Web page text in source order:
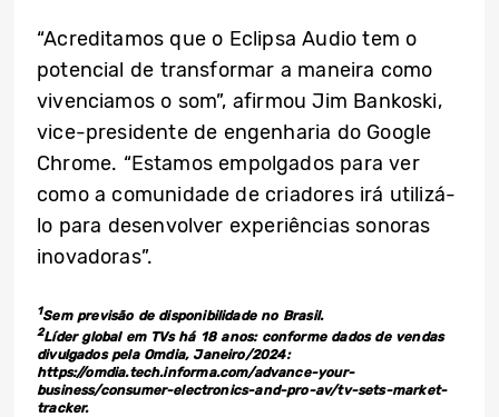
“Acreditamos que o Eclipsa Audio tem o
potencial de transformar a maneira como
vivenciamos o som”, afirmou Jim Bankoski,
vice-presidente de engenharia do Google
Chrome. “Estamos empolgados para ver
como a comunidade de criadores irá utilizá-
lo para desenvolver experiências sonoras
inovadoras”.
1Sem previsão de disponibilidade no Brasil.
2Líder global em TVs há 18 anos: conforme dados de vendas
divulgados pela Omdia, Janeiro/2024:
https://omdia.tech.informa.com/advance-your-
business/consumer-electronics-and-pro-av/tv-sets-market-
tracker.